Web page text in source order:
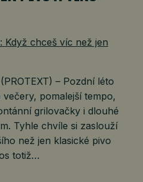
– Pozdní léto
pomalejší tempo,
grilovačky i dlouhé
Tyhle chvíle si zaslouží
než jen klasické pivo
totiž…